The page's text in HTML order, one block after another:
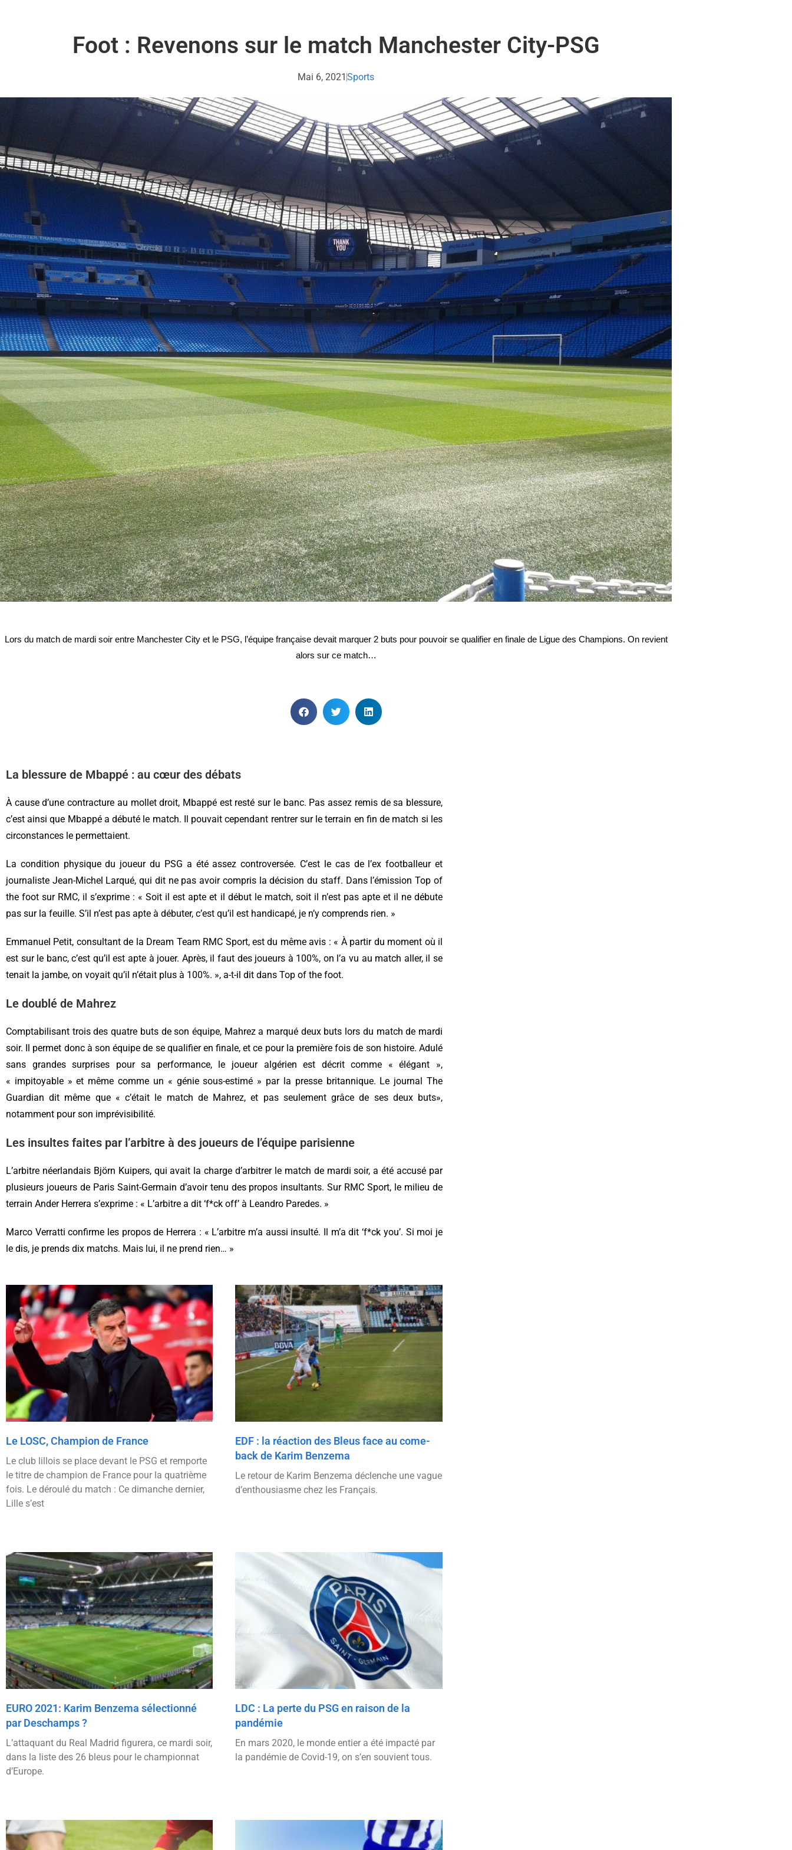
Foot : Revenons sur le match Manchester City-PSG
Mai 6, 2021 Sports
Lors du match de mardi soir entre Manchester City et le PSG, l’équipe française devait marquer 2 buts pour pouvoir se qualifier en finale de Ligue des Champions. On revient
alors sur ce match…
La blessure de Mbappé : au cœur des débats
À cause d’une contracture au mollet droit, Mbappé est resté sur le banc. Pas assez remis de sa blessure,
c’est ainsi que Mbappé a débuté le match. Il pouvait cependant rentrer sur le terrain en fin de match si les
circonstances le permettaient.
La condition physique du joueur du PSG a été assez controversée. C’est le cas de l’ex footballeur et
journaliste Jean-Michel Larqué, qui dit ne pas avoir compris la décision du staff. Dans l’émission Top of
the foot sur RMC, il s’exprime : « Soit il est apte et il début le match, soit il n’est pas apte et il ne débute
pas sur la feuille. S’il n’est pas apte à débuter, c’est qu’il est handicapé, je n’y comprends rien. »
Emmanuel Petit, consultant de la Dream Team RMC Sport, est du même avis : « À partir du moment où il
est sur le banc, c’est qu’il est apte à jouer. Après, il faut des joueurs à 100%, on l’a vu au match aller, il se
tenait la jambe, on voyait qu’il n’était plus à 100%. », a-t-il dit dans Top of the foot.
Le doublé de Mahrez
Comptabilisant trois des quatre buts de son équipe, Mahrez a marqué deux buts lors du match de mardi
soir. Il permet donc à son équipe de se qualifier en finale, et ce pour la première fois de son histoire. Adulé
sans grandes surprises pour sa performance, le joueur algérien est décrit comme « élégant »,
« impitoyable » et même comme un « génie sous-estimé » par la presse britannique. Le journal The
Guardian dit même que « c’était le match de Mahrez, et pas seulement grâce de ses deux buts»,
notamment pour son imprévisibilité.
Les insultes faites par l’arbitre à des joueurs de l’équipe parisienne
L’arbitre néerlandais Björn Kuipers, qui avait la charge d’arbitrer le match de mardi soir, a été accusé par
plusieurs joueurs de Paris Saint-Germain d’avoir tenu des propos insultants. Sur RMC Sport, le milieu de
terrain Ander Herrera s’exprime : « L’arbitre a dit ‘f*ck off’ à Leandro Paredes. »
Marco Verratti confirme les propos de Herrera : « L’arbitre m’a aussi insulté. Il m’a dit ‘f*ck you’. Si moi je
le dis, je prends dix matchs. Mais lui, il ne prend rien… »
Le LOSC, Champion de France
Le club lillois se place devant le PSG et remporte
le titre de champion de France pour la quatrième
fois. Le déroulé du match : Ce dimanche dernier,
Lille s’est
EDF : la réaction des Bleus face au come-
back de Karim Benzema
Le retour de Karim Benzema déclenche une vague
d’enthousiasme chez les Français.
EURO 2021: Karim Benzema sélectionné
par Deschamps ?
L’attaquant du Real Madrid figurera, ce mardi soir,
dans la liste des 26 bleus pour le championnat
d’Europe.
LDC : La perte du PSG en raison de la
pandémie
En mars 2020, le monde entier a été impacté par
la pandémie de Covid-19, on s’en souvient tous.